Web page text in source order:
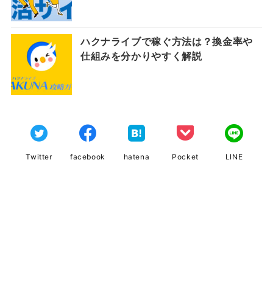
ハクナライブで稼ぐ方法は？換金率や
仕組みを分かりやすく解説
Twitter facebook hatena Pocket LINE